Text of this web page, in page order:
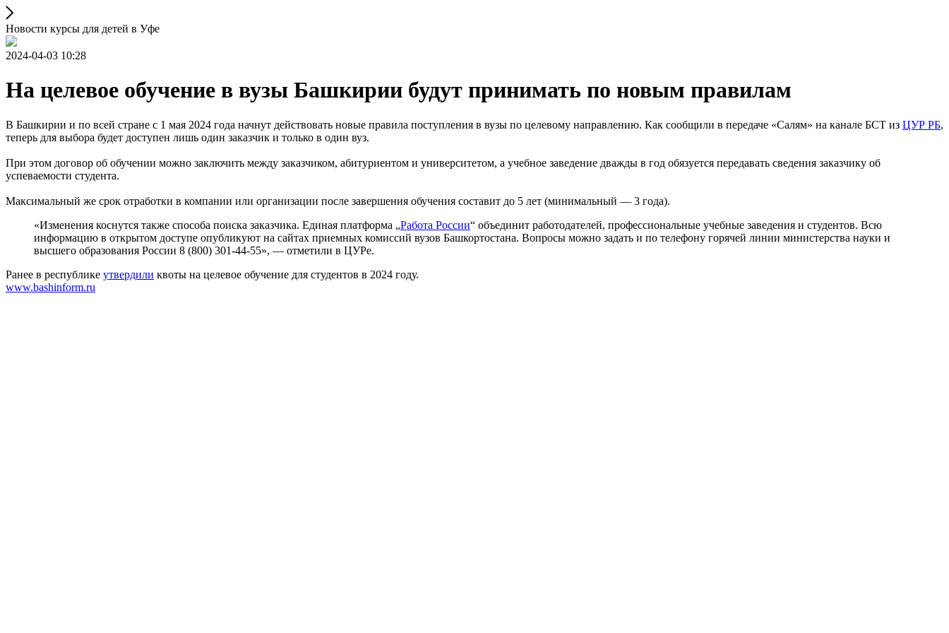
Новости курсы для детей в Уфе
2024-04-03 10:28
На целевое обучение в вузы Башкирии будут принимать по новым правилам
В Башкирии и по всей стране с 1 мая 2024 года начнут действовать новые правила поступления в вузы по целевому направлению. Как сообщили в передаче «Салям» на канале БСТ из ЦУР РБ,
теперь для выбора будет доступен лишь один заказчик и только в один вуз.
При этом договор об обучении можно заключить между заказчиком, абитуриентом и университетом, а учебное заведение дважды в год обязуется передавать сведения заказчику об
успеваемости студента.
Максимальный же срок отработки в компании или организации после завершения обучения составит до 5 лет (минимальный — 3 года).
«Изменения коснутся также способа поиска заказчика. Единая платформа „Работа России“ объединит работодателей, профессиональные учебные заведения и студентов. Всю
информацию в открытом доступе опубликуют на сайтах приемных комиссий вузов Башкортостана. Вопросы можно задать и по телефону горячей линии министерства науки и
высшего образования России 8 (800) 301-44-55», — отметили в ЦУРе.
Ранее в республике утвердили квоты на целевое обучение для студентов в 2024 году.
www.bashinform.ru